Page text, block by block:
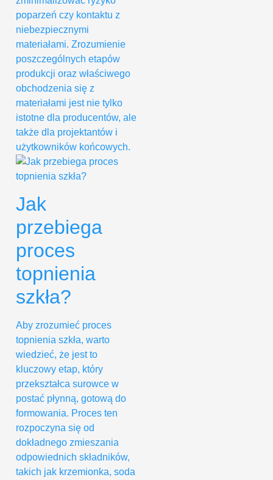
poparzeń czy kontaktu z
niebezpiecznymi
materiałami. Zrozumienie
poszczególnych etapów
produkcji oraz właściwego
obchodzenia się z
materiałami jest nie tylko
istotne dla producentów, ale
także dla projektantów i
użytkowników końcowych.
Jak
przebiega
proces
topnienia
szkła?
Aby zrozumieć proces
topnienia szkła, warto
wiedzieć, że jest to
kluczowy etap, który
przekształca surowce w
postać płynną, gotową do
formowania. Proces ten
rozpoczyna się od
dokładnego zmieszania
odpowiednich składników,
takich jak krzemionka, soda